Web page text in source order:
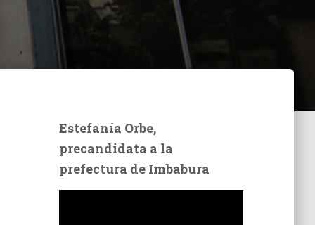
Estefanía Orbe,
precandidata a la
prefectura de Imbabura